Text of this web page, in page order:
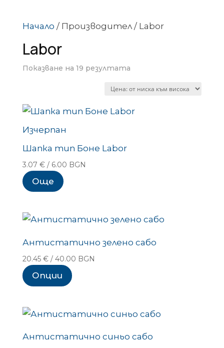
Начало / Производител/ Labor
Labor
Показване на 19 резултатаSorted
low
Изчерпан
Шапка тип Боне Labor
3.07 € / 6.00 BGN
Още
Антистатично зелено сабо
20.45 € / 40.00 BGN
Опции
Антистатично синьо сабо